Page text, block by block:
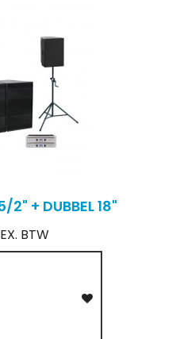
2" + DUBBEL 18"
BTW